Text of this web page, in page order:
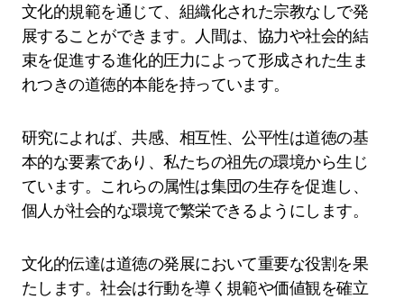
文化的規範を通じて、組織化された宗教なしで発
展することができます。人間は、協力や社会的結
束を促進する進化的圧力によって形成された生ま
れつきの道徳的本能を持っています。
研究によれば、共感、相互性、公平性は道徳の基
本的な要素であり、私たちの祖先の環境から生じ
ています。これらの属性は集団の生存を促進し、
個人が社会的な環境で繁栄できるようにします。
文化的伝達は道徳の発展において重要な役割を果
たします。社会は行動を導く規範や価値観を確立